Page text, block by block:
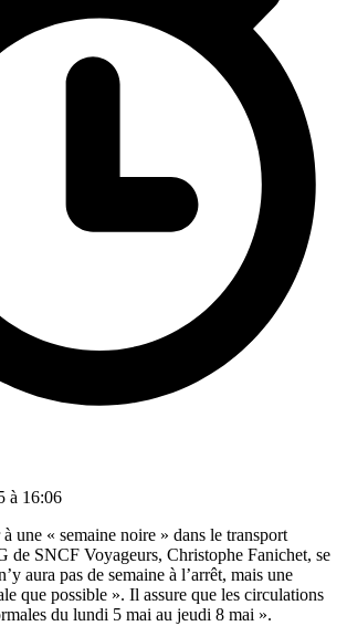
à 16:06
une « semaine noire » dans le transport
de SNCF Voyageurs, Christophe Fanichet, se
aura pas de semaine à l’arrêt, mais une
que possible ». Il assure que les circulations
du lundi 5 mai au jeudi 8 mai ».